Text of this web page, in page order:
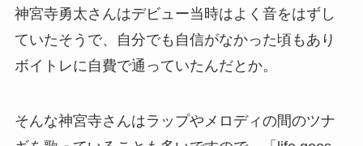
神宮寺勇太さんはデビュー当時はよく音をはずし
ていたそうで、自分でも自信がなかった頃もあり
ボイトレに自費で通っていたんだとか。
そんな神宮寺さんはラップやメロディの間のツナ